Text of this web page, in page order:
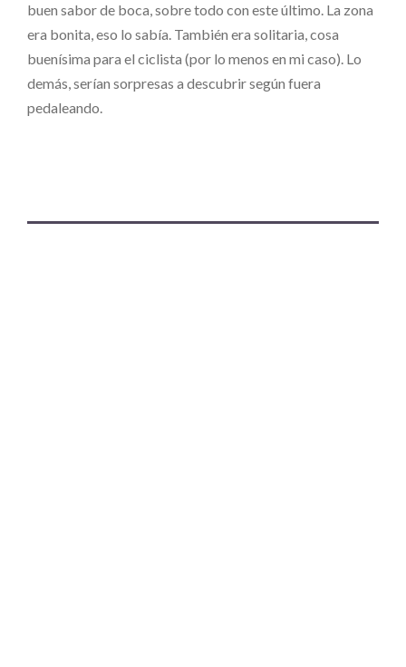
buen sabor de boca, sobre todo con este último. La zona
era bonita, eso lo sabía. También era solitaria, cosa
buenísima para el ciclista (por lo menos en mi caso). Lo
demás, serían sorpresas a descubrir según fuera
pedaleando.